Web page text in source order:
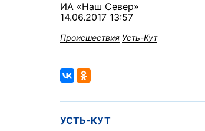
ИА «Наш Север»
14.06.2017 13:57
Происшествия Усть-Кут
УСТЬ-КУТ